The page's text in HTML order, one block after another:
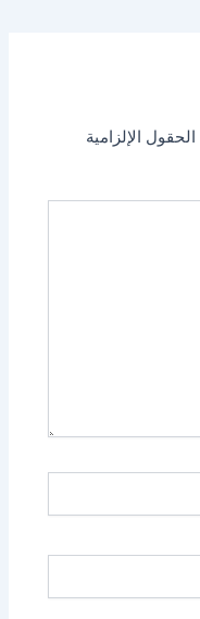
الحقول الإلزامية